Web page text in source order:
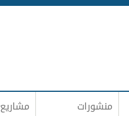
Jump to
منشورات مشاريع